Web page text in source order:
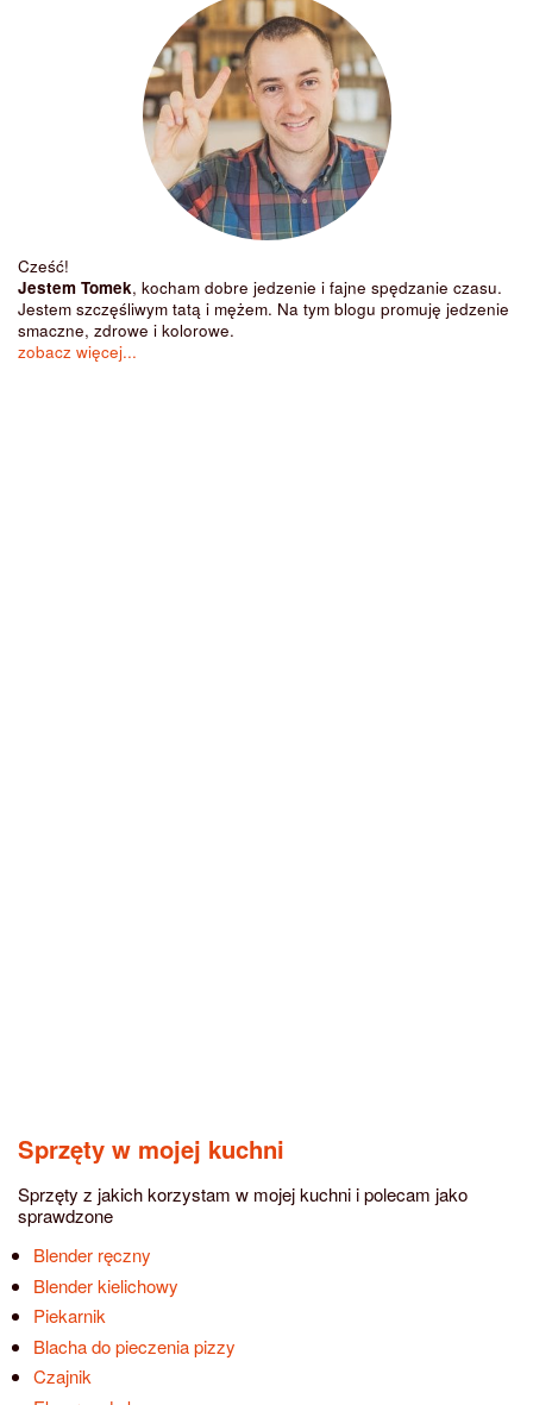
Cześć!
Jestem Tomek, kocham dobre jedzenie i fajne spędzanie czasu.
Jestem szczęśliwym tatą i mężem. Na tym blogu promuję jedzenie
smaczne, zdrowe i kolorowe.
zobacz więcej...
Sprzęty w mojej kuchni
Sprzęty z jakich korzystam w mojej kuchni i polecam jako
sprawdzone
Blender ręczny
Blender kielichowy
Piekarnik
Blacha do pieczenia pizzy
Czajnik